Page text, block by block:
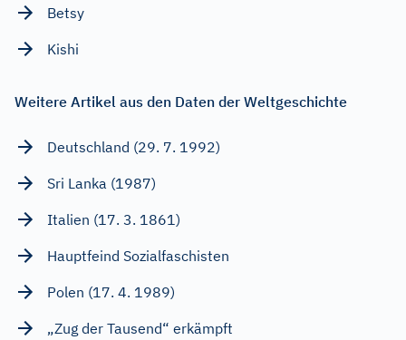
Betsy
Kishi
Weitere Artikel aus den Daten der Weltgeschichte
Deutschland (29. 7. 1992)
Sri Lanka (1987)
Italien (17. 3. 1861)
Hauptfeind Sozialfaschisten
Polen (17. 4. 1989)
„Zug der Tausend“ erkämpft